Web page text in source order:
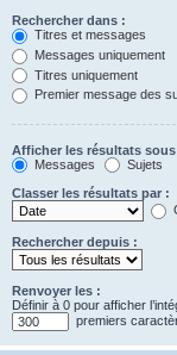
Rechercher dans :
Titres et messages
Messages uniquement
Titres uniquement
Premier message des
Afficher les résultats
Messages
Sujets
Classer les résultats par :
Rechercher depuis :
Renvoyer les :
Définir à 0 pour afficher
premiers